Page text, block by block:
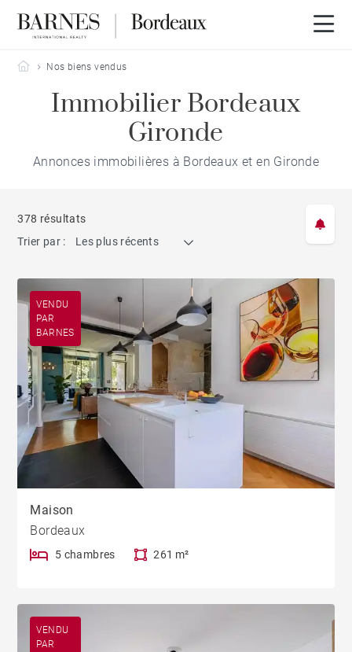
Barnes Bordeaux
Nos biens vendus
Immobilier Bordeaux
Gironde
Annonces immobilières à Bordeaux et en Gironde
378 résultats
Trier par :
Les plus récents
VENDU
PAR
BARNES
Maison
Bordeaux
5 chambres 261 m²
VENDU
PAR